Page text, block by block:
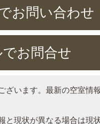
お問い合わせ
でお問合せ
ざいます。最新の空室情
と現状が異なる場合は現